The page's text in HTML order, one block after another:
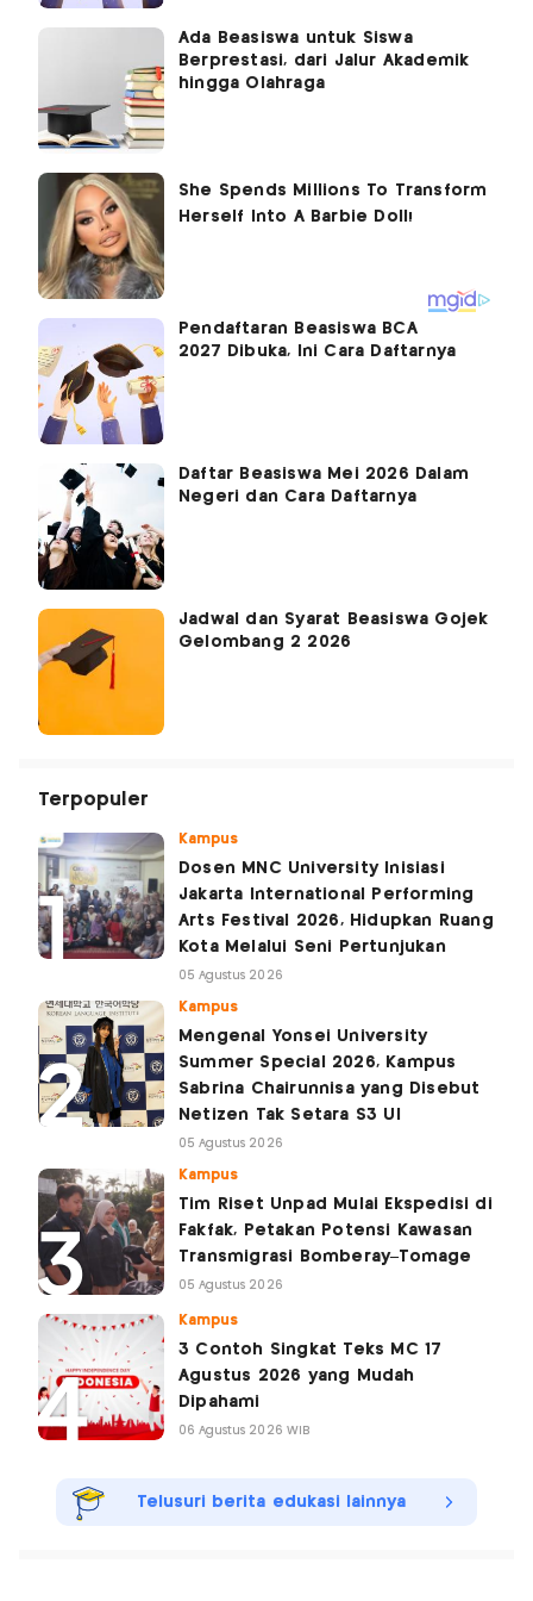
Ada Beasiswa untuk Siswa
Berprestasi, dari Jalur Akademik
hingga Olahraga
Pendaftaran Beasiswa BCA
2027 Dibuka, Ini Cara Daftarnya
Daftar Beasiswa Mei 2026 Dalam
Negeri dan Cara Daftarnya
Jadwal dan Syarat Beasiswa Gojek
Gelombang 2 2026
Terpopuler
Kampus
Dosen MNC University Inisiasi
Jakarta International Performing
Arts Festival 2026, Hidupkan Ruang
Kota Melalui Seni Pertunjukan
05 Agustus 2026
Kampus
Mengenal Yonsei University
Summer Special 2026, Kampus
Sabrina Chairunnisa yang Disebut
Netizen Tak Setara S3 UI
05 Agustus 2026
Kampus
Tim Riset Unpad Mulai Ekspedisi di
Fakfak, Petakan Potensi Kawasan
Transmigrasi Bomberay–Tomage
05 Agustus 2026
Kampus
3 Contoh Singkat Teks MC 17
Agustus 2026 yang Mudah
Dipahami
06 Agustus 2026 WIB
Telusuri berita edukasi lainnya